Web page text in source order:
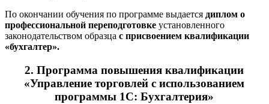
По окончании обучения по программе выдается диплом о
профессиональной переподготовке установленного
законодательством образца с присвоением квалификации
«бухгалтер».
2.Программа повышения квалификации
«Управление торговлей с использованием
программы 1С: Бухгалтерия»